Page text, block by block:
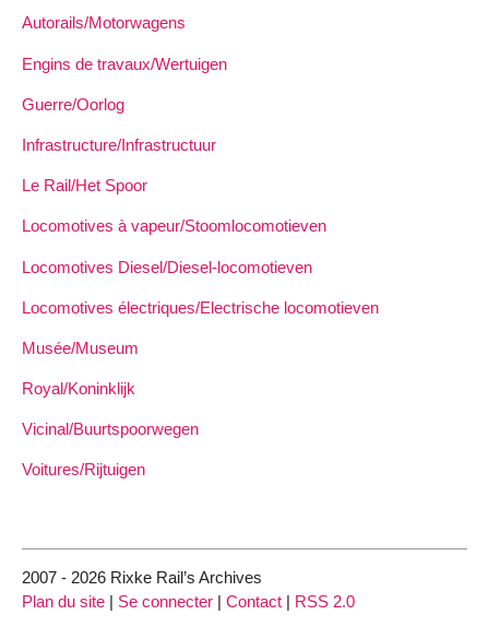
Autorails/Motorwagens
Engins de travaux/Wertuigen
Guerre/Oorlog
Infrastructure/Infrastructuur
Le Rail/Het Spoor
Locomotives à vapeur/Stoomlocomotieven
Locomotives Diesel/Diesel-locomotieven
Locomotives électriques/Electrische locomotieven
Musée/Museum
Royal/Koninklijk
Vicinal/Buurtspoorwegen
Voitures/Rijtuigen
2007 - 2026 Rixke Rail’s Archives
Plan du site
Se connecter Contact RSS 2.0